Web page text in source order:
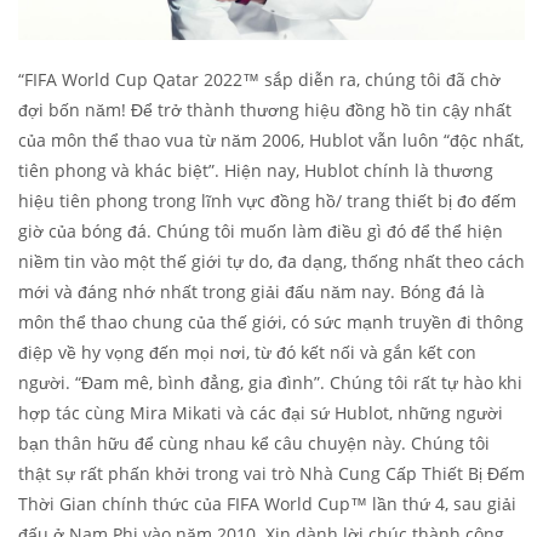
“FIFA World Cup Qatar 2022™ sắp diễn ra, chúng tôi đã chờ
đợi bốn năm! Để trở thành thương hiệu đồng hồ tin cậy nhất
của môn thể thao vua từ năm 2006, Hublot vẫn luôn “độc nhất,
tiên phong và khác biệt”. Hiện nay, Hublot chính là thương
hiệu tiên phong trong lĩnh vực đồng hồ/ trang thiết bị đo đếm
giờ của bóng đá. Chúng tôi muốn làm điều gì đó để thể hiện
niềm tin vào một thế giới tự do, đa dạng, thống nhất theo cách
mới và đáng nhớ nhất trong giải đấu năm nay. Bóng đá là
môn thể thao chung của thế giới, có sức mạnh truyền đi thông
điệp về hy vọng đến mọi nơi, từ đó kết nối và gắn kết con
người. “Đam mê, bình đẳng, gia đình”. Chúng tôi rất tự hào khi
hợp tác cùng Mira Mikati và các đại sứ Hublot, những người
bạn thân hữu để cùng nhau kể câu chuyện này. Chúng tôi
thật sự rất phấn khởi trong vai trò Nhà Cung Cấp Thiết Bị Đếm
Thời Gian chính thức của FIFA World Cup™ lần thứ 4, sau giải